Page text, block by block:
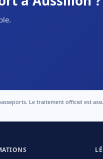
Le traitement officiel est